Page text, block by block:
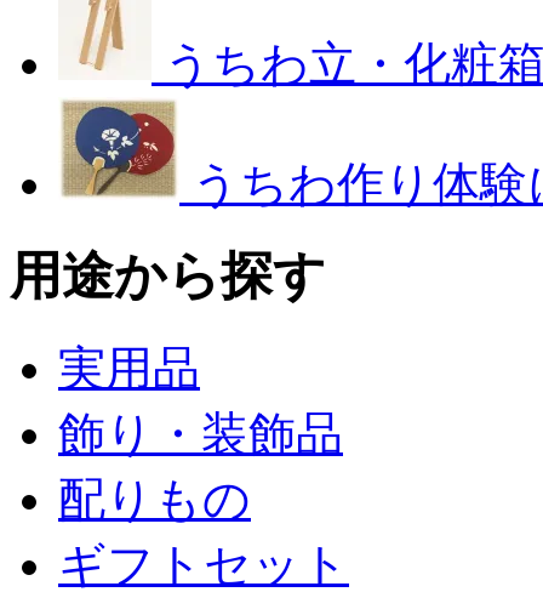
うちわ立・化粧
うちわ作り体
用途から探す
実用品
飾り・装飾品
配りもの
ギフトセット